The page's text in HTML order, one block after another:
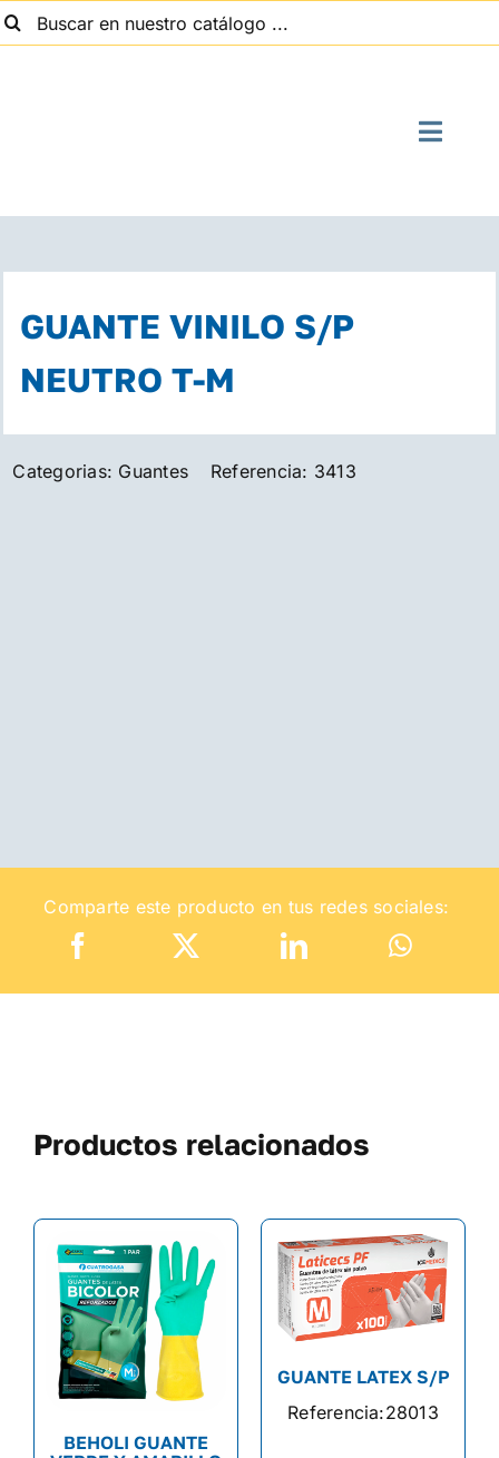
Saltar
al
Toggle
GUANTE VINILO S/P
NEUTRO T-M
Categorias: Guantes Referencia: 3413
Comparte este producto en tus redes sociales:
Productos relacionados
BEHOLI GUANTE
GUANTE LATEX S/P
Referencia:28013